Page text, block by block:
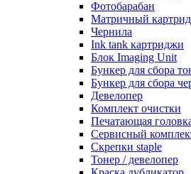
Фотобарабан
Матричный
Чернила
Ink tank картриджи
Блок Imaging Unit
Бункер для сбора
Бункер для сбора
Девелопер
Комплект очистки
Печатающая
Сервисный
Скрепки staple
Тонер / девелопер